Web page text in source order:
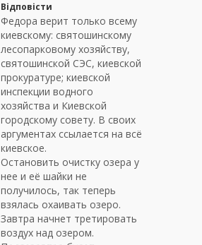
Відповісти
Федора верит только всему
киевскому: святошинскому
лесопарковому хозяйству,
святошинской СЭС, киевской
прокуратуре; киевской
инспекции водного
хозяйства и Киевской
городскому совету. В своих
аргументах ссылается на всё
киевское.
Остановить очистку озера у
нее и её шайки не
получилось, так теперь
взялась охаивать озеро.
Завтра начнет третировать
воздух над озером.